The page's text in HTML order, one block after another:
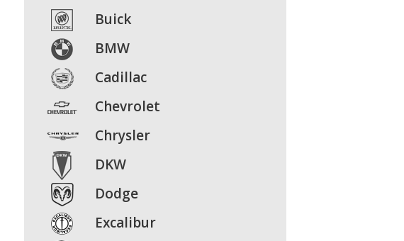
Buick
BMW
Cadillac
Chevrolet
Chrysler
DKW
Dodge
Excalibur